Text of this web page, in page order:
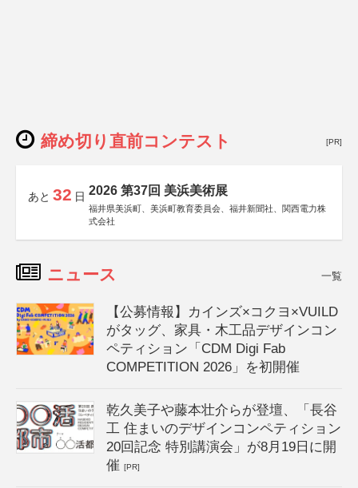
締め切り直前コンテスト [PR]
あと 32 日 2026 第37回 美浜美術展
福井県美浜町、美浜町教育委員会、福井新聞社、関西電力株
式会社
ニュース 一覧
【公募情報】カインズ×コクヨ×VUILD
がタッグ、家具・木工品デザインコン
ペティション「CDM Digi Fab
COMPETITION 2026」を初開催
乾久美子や藤本壮介らが登壇、「長谷
工 住まいのデザインコンペティション
20回記念 特別講演会」が8月19日に開
催[PR]